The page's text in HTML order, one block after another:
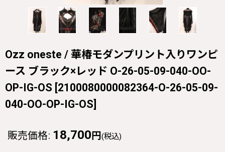
Ozz oneste / 華椿モダンプリント入りワンピ
ース ブラック×レッド O-26-05-09-040-OO-
OP-IG-OS [2100080000082364-O-26-05-09-
040-OO-OP-IG-OS]
販売価格: 18,700 円 (税込)